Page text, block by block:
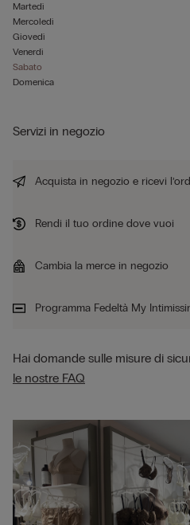
Martedì
Mercoledì
Giovedì
Venerdì
Sabato
Domenica
Servizi in negozio
Acquista in negozio e ricevi
Rendi il tuo ordine dove vuoi
Cambia la merce in negozio
Programma Fedeltà My
Hai domande sulle misure di
le nostre FAQ